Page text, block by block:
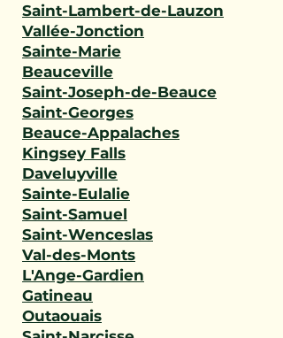
Saint-Lambert-de-Lauzon
Vallée-Jonction
Sainte-Marie
Beauceville
Saint-Joseph-de-Beauce
Saint-Georges
Beauce-Appalaches
Kingsey Falls
Daveluyville
Sainte-Eulalie
Saint-Samuel
Saint-Wenceslas
Val-des-Monts
L'Ange-Gardien
Gatineau
Outaouais